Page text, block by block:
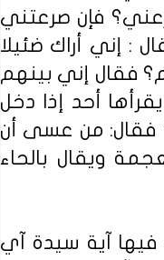
فإن صرعتني
: إني أراك ضئيلا
فقال إني بينهم
أحد إذا دخل
فقال: من عسى أن
ويقال بالحاء
فيها آية سيدة آي